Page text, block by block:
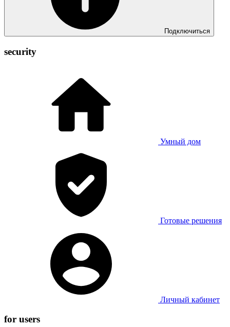
Подключиться
security
Умный дом
Готовые решения
Личный кабинет
for users